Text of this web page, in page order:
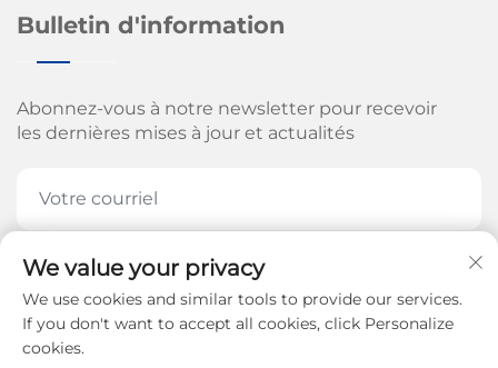
Bulletin d'information
Abonnez-vous à notre newsletter pour recevoir
les dernières mises à jour et actualités
ABONNEZ-VOUS MAINTENANT
We value your privacy
We use cookies and similar tools to provide our services.
If you don't want to accept all cookies, click Personalize
cookies.